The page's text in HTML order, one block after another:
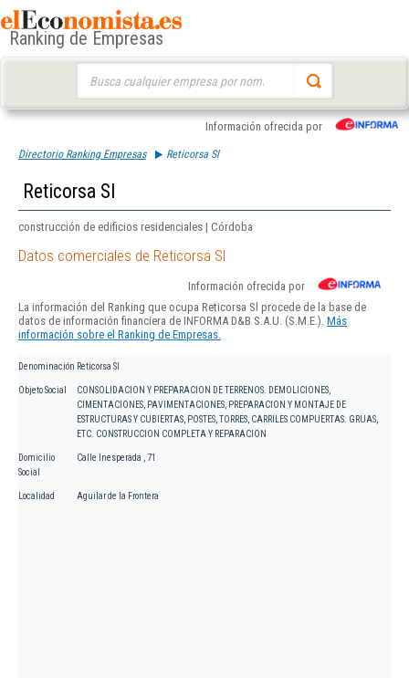
Ranking de Empresas
Información ofrecida por
Directorio Ranking Empresas Reticorsa Sl
Reticorsa Sl
construcción de edificios residenciales | Córdoba
Datos comerciales de Reticorsa Sl
Información ofrecida por
La información del Ranking que ocupa Reticorsa Sl procede de la base de
datos de información financiera de INFORMA D&B S.A.U. (S.M.E.). Más
información sobre el Ranking de Empresas.
Denominación Reticorsa Sl
Objeto Social
CONSOLIDACION Y PREPARACION DE TERRENOS. DEMOLICIONES,
CIMENTACIONES, PAVIMENTACIONES, PREPARACION Y MONTAJE DE
ESTRUCTURAS Y CUBIERTAS, POSTES, TORRES, CARRILES COMPUERTAS. GRUAS,
ETC. CONSTRUCCION COMPLETA Y REPARACION
Domicilio
Social
Calle Inesperada , 71
Localidad Aguilar de la Frontera